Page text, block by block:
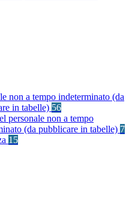
non a tempo indeterminato (da
in tabelle) 56
personale non a tempo
(da pubblicare in tabelle) 7
15